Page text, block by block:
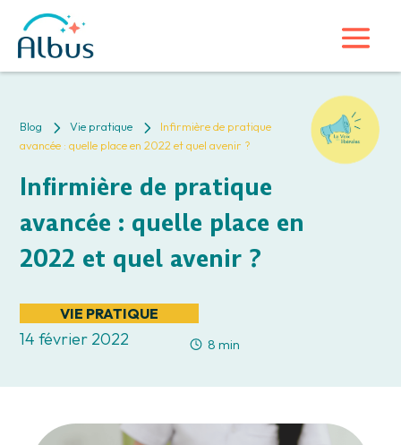
Blog 5 Vie pratique 5
Infirmière de pratique
avancée : quelle place en 2022 et quel avenir ?
Infirmière de pratique
avancée : quelle place en
2022 et quel avenir ?
VIE PRATIQUE
14 février 2022 8 min